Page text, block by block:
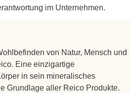
im Unternehmen.
von Natur, Mensch und
Eine einzigartige
in sein mineralisches
Grundlage aller Reico Produkte.